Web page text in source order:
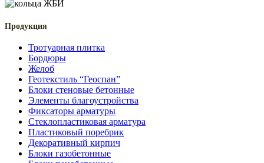
Продукция
Тротуарная плитка
Бордюры
Желоб
Геотекстиль “Геоспан”
Блоки стеновые бетонные
Элементы благоустройства
Фиксаторы арматуры
Стеклопластиковая арматура
Пластиковый поребрик
Декоративный кирпич
Блоки газобетонные